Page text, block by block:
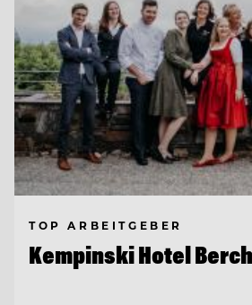
TOP ARBEITGEBER
Kempinski Hotel